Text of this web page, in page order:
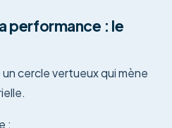
performance : le
cercle vertueux qui mène
: